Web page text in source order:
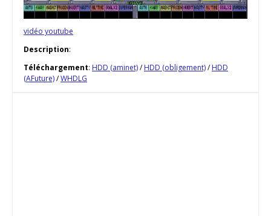
vidéo youtube
Description:
Téléchargement: HDD (aminet)/HDD (obligement)/HDD
(AFuture)/WHDLG